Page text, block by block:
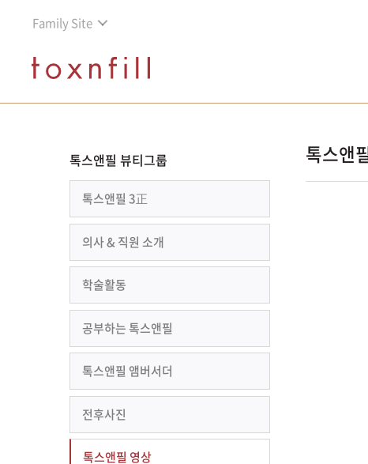
Family Site
톡스앤필 뷰티그룹
톡스앤필 3正
의사 & 직원 소개
학술활동
공부하는 톡스앤필
톡스앤필 앰버서더
전후사진
톡스앤필 영상
톡스앤